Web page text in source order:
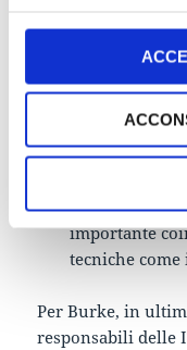
cambiamento
fornire
gioco per gli
esplorare,
loro
un maggiore
importante
tecniche
Per Burke, in
responsabili delle